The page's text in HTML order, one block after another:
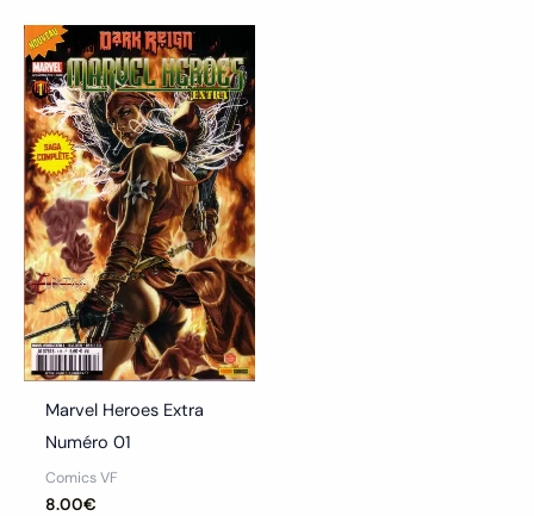
Marvel Heroes Extra
Numéro 01
Comics VF
8.00€